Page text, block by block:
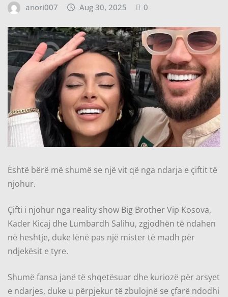
anori007 Aug 30, 2025 0
Është bërë më shumë se një vit që nga ndarja e çiftit të
njohur.
Çifti i njohur nga reality show Big Brother Vip Kosova,
Kader Kicaj dhe Lumbardh Salihu, zgjodhën të ndahen
në heshtje, duke lënë pas një mister të madh për
ndjekësit e tyre.
Shumë fansa janë të shqetësuar dhe kuriozë për arsyet
e ndarjes, duke u përpjekur të zbulojnë se çfarë ndodhi